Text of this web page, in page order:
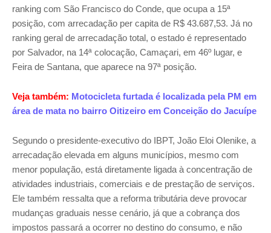
ranking com São Francisco do Conde, que ocupa a 15ª
posição, com arrecadação per capita de R$ 43.687,53. Já no
ranking geral de arrecadação total, o estado é representado
por Salvador, na 14ª colocação, Camaçari, em 46º lugar, e
Feira de Santana, que aparece na 97ª posição.
Veja também: Motocicleta furtada é localizada pela PM em
área de mata no bairro Oitizeiro em Conceição do Jacuípe
Segundo o presidente-executivo do IBPT, João Eloi Olenike, a
arrecadação elevada em alguns municípios, mesmo com
menor população, está diretamente ligada à concentração de
atividades industriais, comerciais e de prestação de serviços.
Ele também ressalta que a reforma tributária deve provocar
mudanças graduais nesse cenário, já que a cobrança dos
impostos passará a ocorrer no destino do consumo, e não